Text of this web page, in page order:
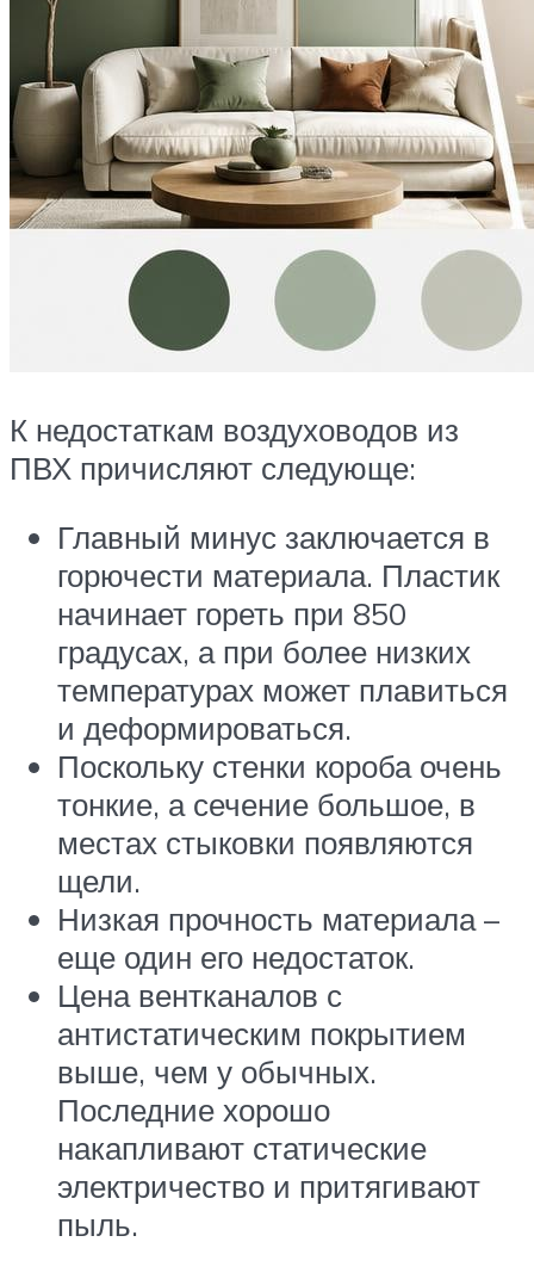
К недостаткам воздуховодов из
ПВХ причисляют следующе:
Главный минус заключается в
горючести материала. Пластик
начинает гореть при 850
градусах, а при более низких
температурах может плавиться
и деформироваться.
Поскольку стенки короба очень
тонкие, а сечение большое, в
местах стыковки появляются
щели.
Низкая прочность материала –
еще один его недостаток.
Цена вентканалов с
антистатическим покрытием
выше, чем у обычных.
Последние хорошо
накапливают статические
электричество и притягивают
пыль.